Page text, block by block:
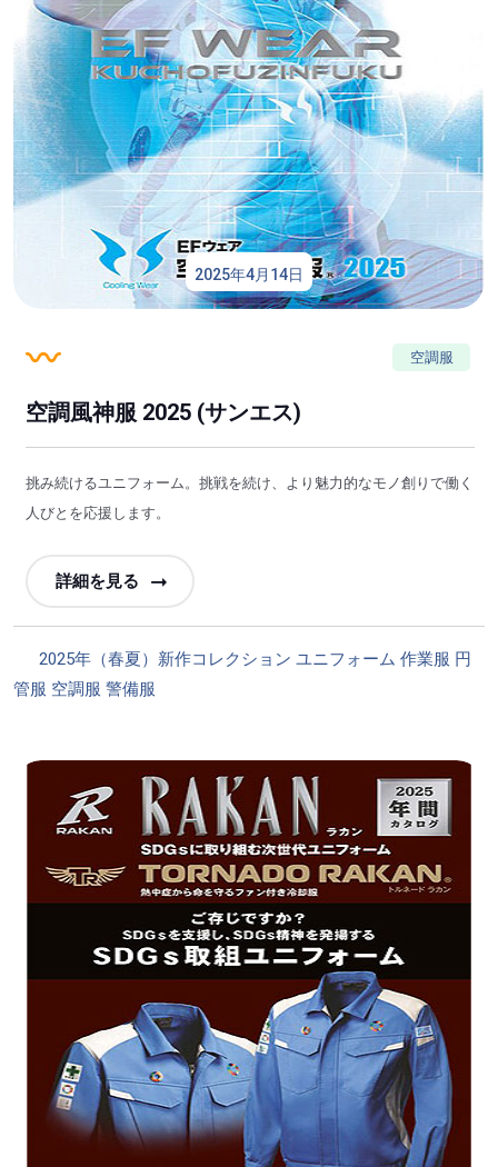
2025年4月14日
空調服
空調風神服 2025 (サンエス)
挑み続けるユニフォーム。挑戦を続け、より魅力的なモノ創りで働く
人びとを応援します。
詳細を見る
カ
テ
2025年（春夏）新作コレクション ユニフォーム 作業服 円
管服 空調服 警備服